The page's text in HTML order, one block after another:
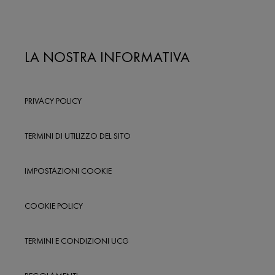
LA NOSTRA INFORMATIVA
PRIVACY POLICY
TERMINI DI UTILIZZO DEL SITO
IMPOSTAZIONI COOKIE
COOKIE POLICY
TERMINI E CONDIZIONI UCG